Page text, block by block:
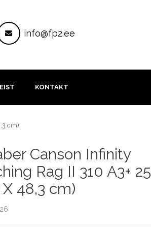
Post
info@fp2.ee
KONTAKT
cm)
Canson Infinity
Rag II 310 A3+ 25
48,3 cm)